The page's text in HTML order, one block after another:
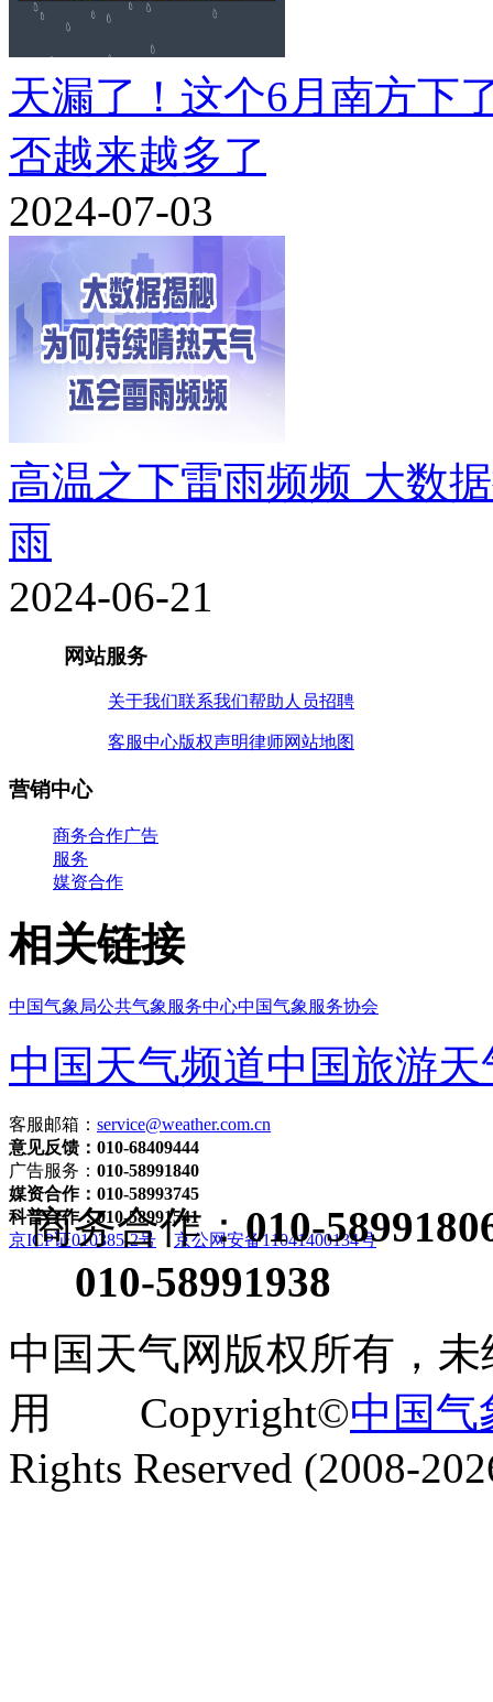
天漏了！这个6月南方下
否越来越多了
2024-07-03
高温之下雷雨频频 大数
雨
2024-06-21
网站服务
关于我们联系我们帮助 人员招聘
客服中心版权声明律师网站地图
营销中心
商务合作广告
服务
媒资合作
相关链接
中国气象局公共气象服务中心中国气象服务协会
中国天气频道中国旅游天
客服邮箱： service@weather.com.cn
意见反馈：010-68409444
广告服务： 010-58991840
媒资合作：010-58993745
科普合作：010-58991541
京ICP证010385-2号
京公网安备11041400134号
商务合作：010-
010-58991938
中国天气网版权所有，
用 Copyright©中国气
Rights Reserved (2008-